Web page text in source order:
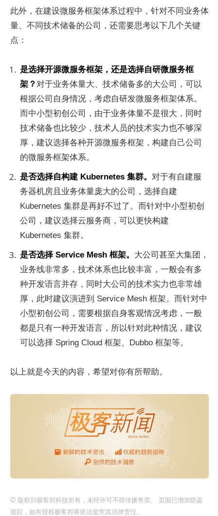
此外，在建设微服务框架体系过程中，针对不同业务体
量、不同技术储备的公司，还需要思考以下几个关键
点：
是选择开源微服务框架，还是选择自研微服务框
架？ 对于业务体量大、技术储备多的大公司，可以
根据公司自身情况，考虑自研发微服务框架体系。
而中小型初创公司，由于业务体量不是很大，同时
技术储备也比较少，技术人员的技术实力也不够深
厚，建议选择各种开源微服务框架，构建自己公司
的微服务框架体系。
是否选择自构建 Kubernetes 集群。 对于有自建服
务器机房且业务体量庞大的公司，选择自建
Kubernetes 集群是再好不过了。而针对中小型初创
公司，建议选择云服务商，可以更快构建
Kubernetes 集群。
是否选择 Service Mesh 框架。 大公司甚至大集团，
业务线非常多，技术体系也比较丰富，一般会有多
种开发语言并存，同时大公司的技术实力也非常雄
厚，此时建议演进到 Service Mesh 框架。而针对中
小型初创公司，需要根据自身客观情况考虑，一般
都是只有一种开发语言，所以针对此种情况，建议
可以选择 Spring Cloud 框架、Dubbo 框架等。
以上就是今天的内容，希望对你有所帮助。
© 版权归极客邦科技所有，未经许可不得传播售卖。 页面已增加防盗
追踪，如有侵权极客邦将依法追究其法律责任。